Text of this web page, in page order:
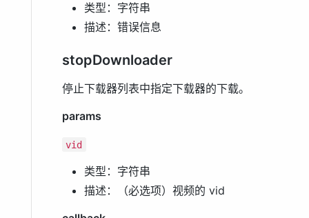
类型：字符串
描述：错误信息
stopDownloader
停止下载器列表中指定下载器的下载。
params
vid
类型：字符串
描述：（必选项）视频的 vid